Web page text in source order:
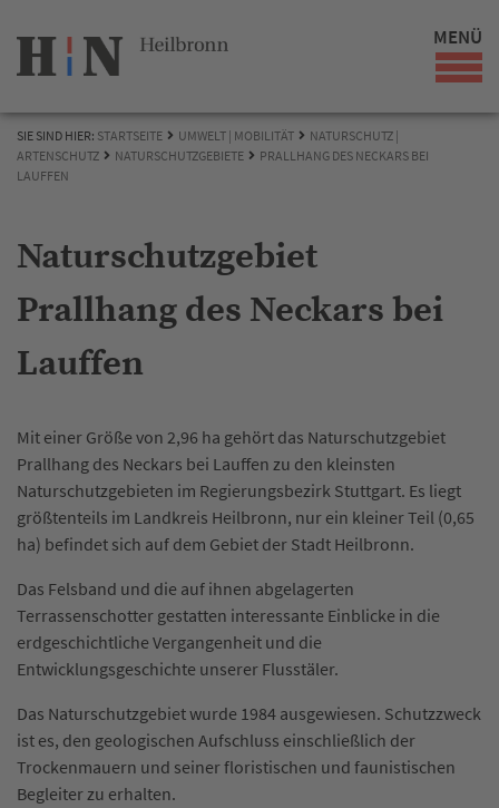
MENÜ
SIE SIND HIER: STARTSEITE UMWELT | MOBILITÄT
NATURSCHUTZ |
ARTENSCHUTZ
NATURSCHUTZGEBIETE
PRALLHANG DES NECKARS BEI
LAUFFEN
Naturschutzgebiet
Prallhang des Neckars bei
Lauffen
Mit einer Größe von 2,96 ha gehört das Naturschutzgebiet
Prallhang des Neckars bei Lauffen zu den kleinsten
Naturschutzgebieten im Regierungsbezirk Stuttgart. Es liegt
größtenteils im Landkreis Heilbronn, nur ein kleiner Teil (0,65
ha) befindet sich auf dem Gebiet der Stadt Heilbronn.
Das Felsband und die auf ihnen abgelagerten
Terrassenschotter gestatten interessante Einblicke in die
erdgeschichtliche Vergangenheit und die
Entwicklungsgeschichte unserer Flusstäler.
Das Naturschutzgebiet wurde 1984 ausgewiesen. Schutzzweck
ist es, den geologischen Aufschluss einschließlich der
Trockenmauern und seiner floristischen und faunistischen
Begleiter zu erhalten.